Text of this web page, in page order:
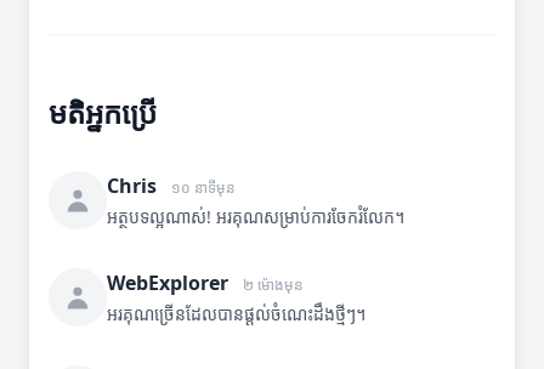
មតិអ្នកប្រើ
Chris ១០ នាទីមុន
អត្ថបទល្អណាស់! អរគុណសម្រាប់ការចែករំលែក។
WebExplorer ២ ម៉ោងមុន
អរគុណច្រើនដែលបានផ្តល់ចំណេះដឹងថ្មីៗ។